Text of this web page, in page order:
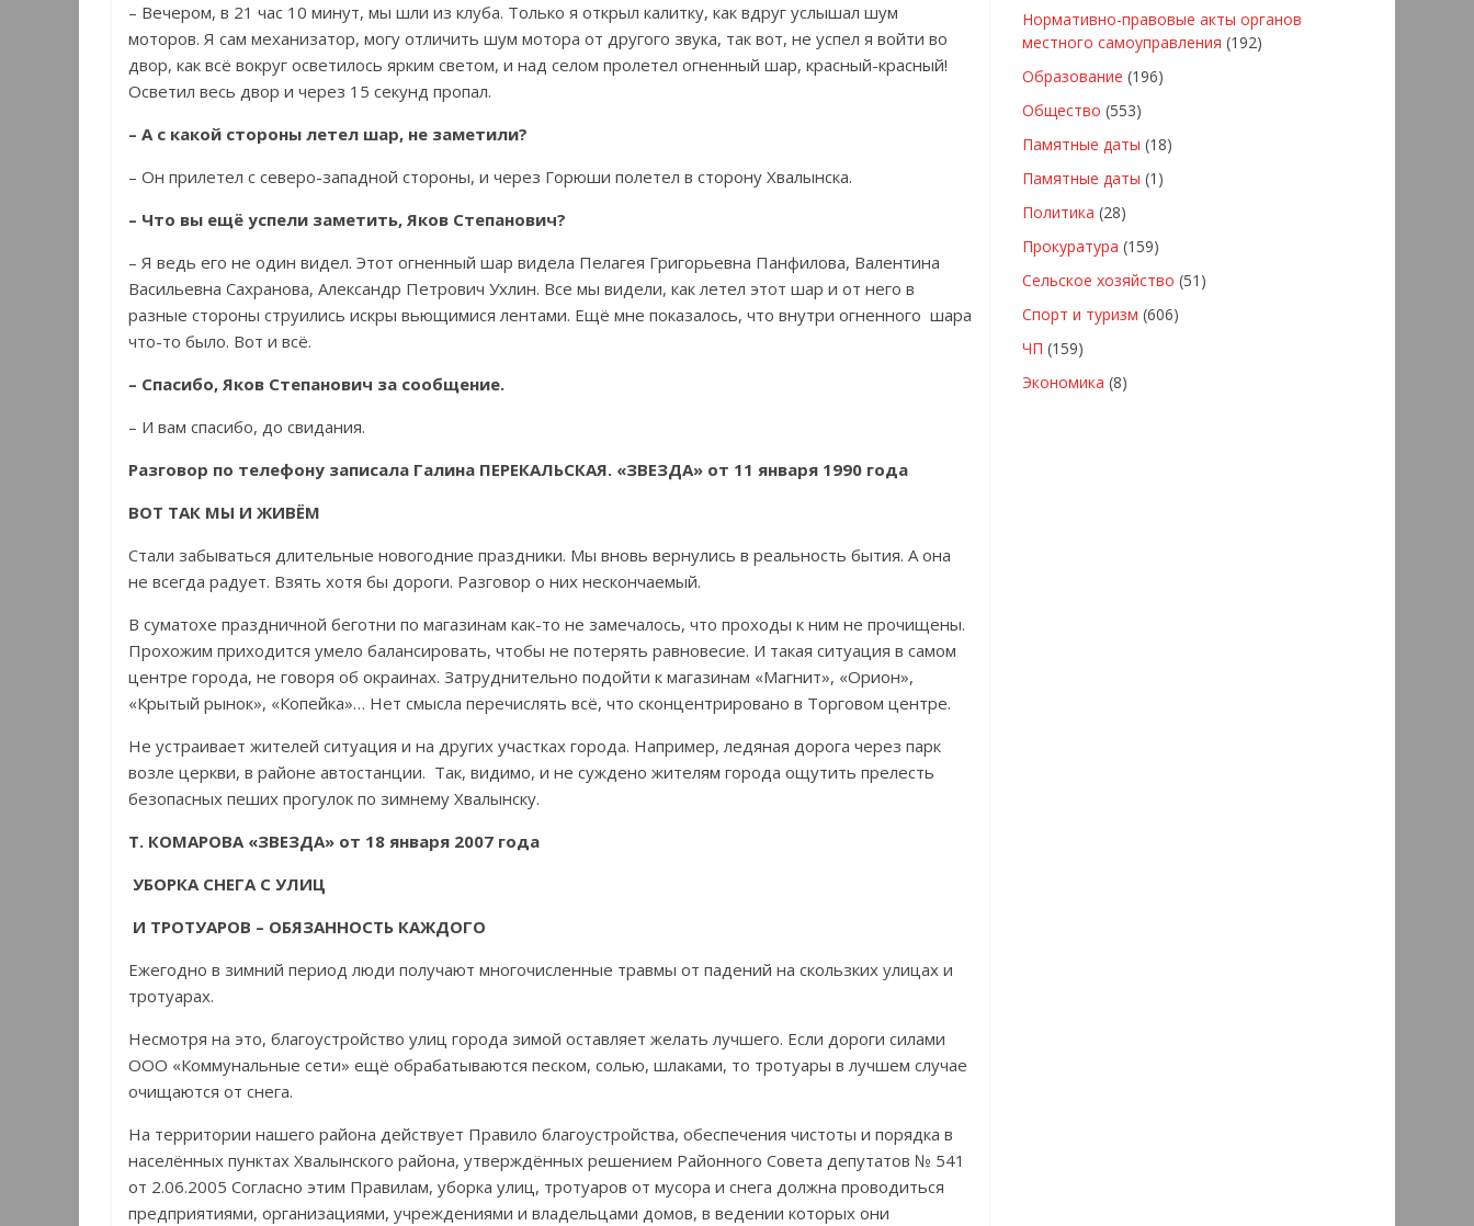
– Вечером, в 21 час 10 минут, мы шли из клуба. Только я открыл калитку, как вдруг услышал шум
моторов. Я сам механизатор, могу отличить шум мотора от другого звука, так вот, не успел я войти во
двор, как всё вокруг осветилось ярким светом, и над селом пролетел огненный шар, красный-красный!
Осветил весь двор и через 15 секунд пропал.
– А с какой стороны летел шар, не заметили?
– Он прилетел с северо-западной стороны, и через Горюши полетел в сторону Хвалынска.
– Что вы ещё успели заметить, Яков Степанович?
– Я ведь его не один видел. Этот огненный шар видела Пелагея Григорьевна Панфилова, Валентина
Васильевна Сахранова, Александр Петрович Ухлин. Все мы видели, как летел этот шар и от него в
разные стороны струились искры вьющимися лентами. Ещё мне показалось, что внутри огненного шара
что-то было. Вот и всё.
– Спасибо, Яков Степанович за сообщение.
– И вам спасибо, до свидания.
Разговор по телефону записала Галина ПЕРЕКАЛЬСКАЯ. «ЗВЕЗДА» от 11 января 1990 года
ВОТ ТАК МЫ И ЖИВЁМ
Стали забываться длительные новогодние праздники. Мы вновь вернулись в реальность бытия. А она
не всегда радует. Взять хотя бы дороги. Разговор о них нескончаемый.
В суматохе праздничной беготни по магазинам как-то не замечалось, что проходы к ним не прочищены.
Прохожим приходится умело балансировать, чтобы не потерять равновесие. И такая ситуация в самом
центре города, не говоря об окраинах. Затруднительно подойти к магазинам «Магнит», «Орион»,
«Крытый рынок», «Копейка»… Нет смысла перечислять всё, что сконцентрировано в Торговом центре.
Не устраивает жителей ситуация и на других участках города. Например, ледяная дорога через парк
возле церкви, в районе автостанции. Так, видимо, и не суждено жителям города ощутить прелесть
безопасных пеших прогулок по зимнему Хвалынску.
Т. КОМАРОВА «ЗВЕЗДА» от 18 января 2007 года
УБОРКА СНЕГА С УЛИЦ
И ТРОТУАРОВ – ОБЯЗАННОСТЬ КАЖДОГО
Ежегодно в зимний период люди получают многочисленные травмы от падений на скользких улицах и
тротуарах.
Несмотря на это, благоустройство улиц города зимой оставляет желать лучшего. Если дороги силами
ООО «Коммунальные сети» ещё обрабатываются песком, солью, шлаками, то тротуары в лучшем случае
очищаются от снега.
На территории нашего района действует Правило благоустройства, обеспечения чистоты и порядка в
населённых пунктах Хвалынского района, утверждённых решением Районного Совета депутатов № 541
от 2.06.2005 Согласно этим Правилам, уборка улиц, тротуаров от мусора и снега должна проводиться
предприятиями, организациями, учреждениями и владельцами домов, в ведении которых они
Нормативно-правовые акты органов
местного самоуправления (192)
Образование (196)
Общество (553)
Памятные даты (18)
Памятные даты (1)
Политика (28)
Прокуратура (159)
Сельское хозяйство (51)
Спорт и туризм (606)
ЧП (159)
Экономика (8)